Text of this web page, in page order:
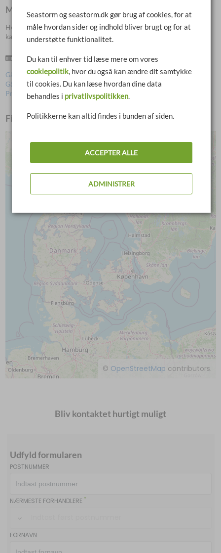
Materiale
Herunder finder du prislister og/eller brochurer, for produktets
kategori.
Priser
Gå til prisliste (PDF)
Gå til Overpack-prisliste (PDF)
Print salgsopstilling for Seastorm 14
Find forhandler af Seastorm 14
© OpenStreetMap contributors.
Bliv kontaktet hurtigt muligt
Udfyld formularen
POSTNUMMER
NÆRMESTE FORHANDLERE *
FORNAVN
Seastorm og seastorm.dk gør brug af cookies, for at
måle hvordan sider og indhold bliver brugt og for at
understøtte funktionalitet.
Du kan til enhver tid læse mere om vores
cookiepolitik, hvor du også kan ændre dit samtykke
til cookies. Du kan læse hvordan dine data
behandles i privatlivspolitikken.
Politikkerne kan altid findes i bunden af siden.
ACCEPTER ALLE
ADMINISTRER